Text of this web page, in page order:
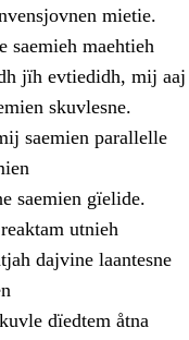
mietie.
saemieh maehtieh
jïh evtiedidh, mij aaj
skuvlesne.
saemien parallelle
saemien gïelide.
utnieh
dajvine laantesne
dïedtem åtna